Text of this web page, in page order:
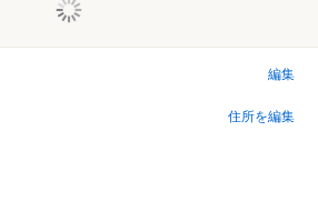
編集
住所を編集